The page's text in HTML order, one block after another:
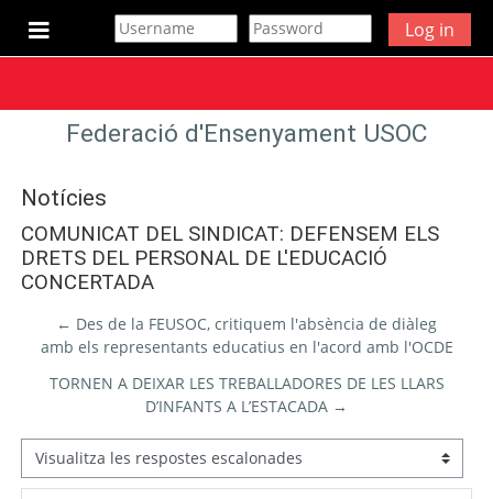
Ves al contingut principal
Panell lateral
Log in
Federació d'Ensenyament USOC
Notícies
COMUNICAT DEL SINDICAT: DEFENSEM ELS
DRETS DEL PERSONAL DE L'EDUCACIÓ
CONCERTADA
← Des de la FEUSOC, critiquem l'absència de diàleg
amb els representants educatius en l'acord amb l'OCDE
TORNEN A DEIXAR LES TREBALLADORES DE LES LLARS
D’INFANTS A L’ESTACADA →
Mode de visualització